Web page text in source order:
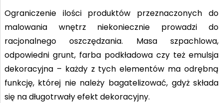
Ograniczenie ilości produktów przeznaczonych do
malowania wnętrz niekoniecznie prowadzi do
racjonalnego oszczędzania. Masa szpachlowa,
odpowiedni grunt, farba podkładowa czy też emulsja
dekoracyjna – każdy z tych elementów ma odrębną
funkcję, której nie należy bagatelizować, gdyż składa
się na długotrwały efekt dekoracyjny.